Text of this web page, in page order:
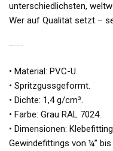
unterschiedlichsten,
Wer auf Qualität setzt –
• Material: PVC-U.
• Spritzgussgeformt.
• Dichte: 1,4 g/cm³.
• Farbe: Grau RAL 7024.
• Dimensionen:
Gewindefittings von ¼” bis